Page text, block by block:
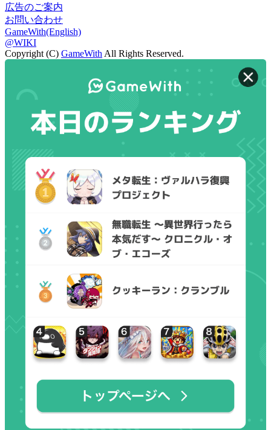
広告のご案内
お問い合わせ
GameWith(English)
@WIKI
Copyright (C) GameWith All Rights Reserved.